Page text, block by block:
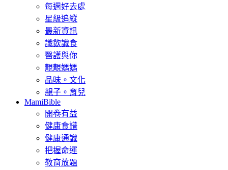
每週好去處
星級追縱
最新資訊
識飲識食
醫護與你
靚靚媽媽
品味。文化
親子。育兒
MamiBible
開卷有益
健康食譜
健康通識
把握命運
教育放題